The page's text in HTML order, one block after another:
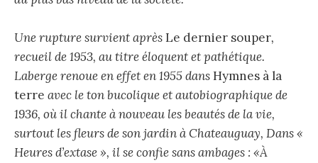
Une rupture survient aprèsLe dernier souper,
recueil de 1953, au titre éloquent et pathétique.
Laberge renoue en effet en 1955 dansHymnes à la
terre avec le ton bucolique et autobiographique de
1936, où il chante à nouveau les beautés de la vie,
surtout les fleurs de son jardin à Chateauguay, Dans «
Heures d’extase », il se confie sans ambages : «À